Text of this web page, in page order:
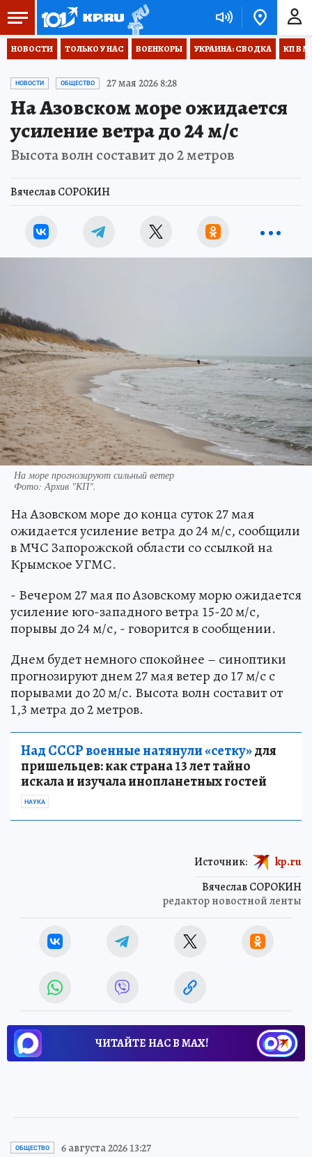
НОВОСТИ ТОЛЬКО У НАС ВОЕНКОРЫ УКРАИНА: СВОДКА КП В
НОВОСТИ ОБЩЕСТВО 27 мая 2026 8:28
На Азовском море ожидается
усиление ветра до 24 м/с
Высота волн составит до 2 метров
Вячеслав СОРОКИН
На море прогнозируют сильный ветер
Фото: Архив "КП".
На Азовском море до конца суток 27 мая
ожидается усиление ветра до 24 м/с, сообщили
в МЧС Запорожской области со ссылкой на
Крымское УГМС.
- Вечером 27 мая по Азовскому морю ожидается
усиление юго-западного ветра 15-20 м/с,
порывы до 24 м/с, - говорится в сообщении.
Днем будет немного спокойнее – синоптики
прогнозируют днем 27 мая ветер до 17 м/с с
порывами до 20 м/с. Высота волн составит от
1,3 метра до 2 метров.
Над СССР военные натянули «сетку»для
пришельцев: как страна 13 лет тайно
искала и изучала инопланетных гостей
НАУКА
Вячеслав СОРОКИН
редактор новостной ленты
Источник: kp.ru
ЧИТАЙТЕ НАС В МАХ!
ОБЩЕСТВО 6 августа 2026 13:27